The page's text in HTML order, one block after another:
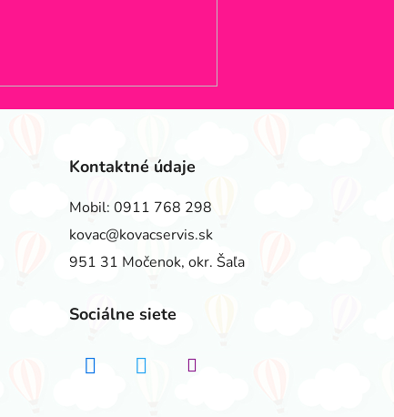
Kontaktné údaje
Mobil: 0911 768 298
kovac@kovacservis.sk
951 31 Močenok, okr. Šaľa
Sociálne siete